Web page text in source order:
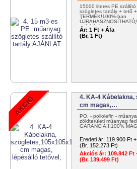
15000 literes PE
szögletes tartály + tető
TERMÉK!100%-ban
szállítására!
Ár: 1 Ft + Áfa
(Br. 1 Ft)
4. KA-4 Kábelakna,
cm magas,…
PO. - poliolefin -
zöldterületi műanyag
GARANCIA!!!100%
Eredeti ár: 119.900 Ft
(Br. 152.273 Ft)
Akciós ár: 109.842 Ft
(Br. 139.499 Ft)